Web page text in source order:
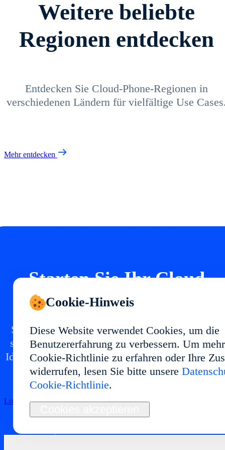
Weitere beliebte
Regionen entdecken
Entdecken Sie Cloud-Phone-Regionen in
verschiedenen Ländern für vielfältige Use
Mehr entdecken
Starten Sie Ihr Cloud
Phone in
Setzen Sie eine Cloud-Phone-Umgebung in mit
stabiler Performance und flexibler Nutzung auf.
Ideal für Multi-Account-Management, App-
Automatisierung und langfristige Abläufe.
Loslegen
Cookie-Hinweis
Diese Website verwendet Cookies, um die
Benutzererfahrung zu verbessern. Um
Cookie-Richtlinie zu erfahren oder Ihre
widerrufen, lesen Sie bitte unsere
Cookie-Richtlinie.